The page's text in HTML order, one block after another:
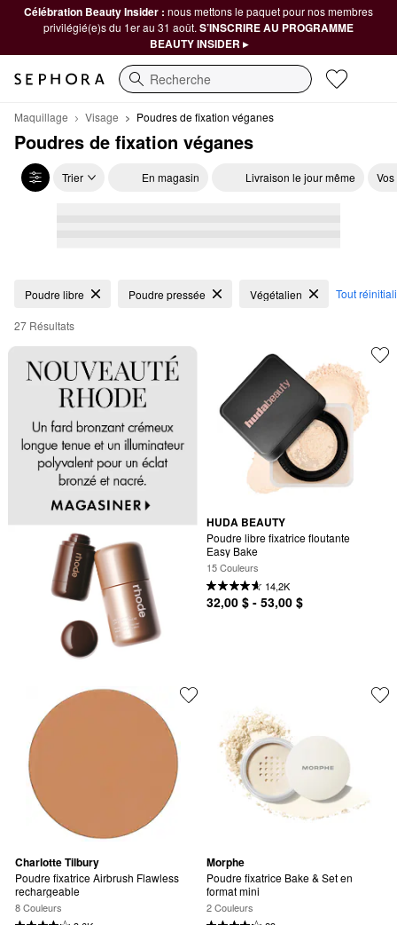
Célébration Beauty Insider : nous mettons le paquet pour nos membres
privilégié(e)s du 1er au 31 août. S’INSCRIRE AU PROGRAMME
BEAUTY INSIDER ▸
Recherche
Maquillage Visage Poudres de fixation véganes
Poudres de fixation véganes
Trier En magasin Livraison le jour même
Poudres de fixation véganes
Poudre libre Poudre pressée Végétalien Tout
27 Résultats
HUDA BEAUTY
Poudre libre fixatrice floutante
Easy Bake
15 Couleurs
14,2K
32,00 $ - 53,00 $
Charlotte Tilbury
Poudre fixatrice Airbrush Flawless
rechargeable
8 Couleurs
Morphe
Poudre fixatrice Bake & Set en
format mini
2 Couleurs